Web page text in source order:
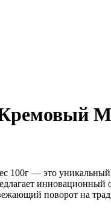
— это уникальный
поворот на